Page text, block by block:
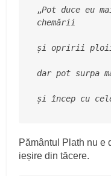
„Pot duce eu
chemării
și opririi
dar pot surpa
și încep cu
Pământul Plath nu e
ieșire din tăcere.